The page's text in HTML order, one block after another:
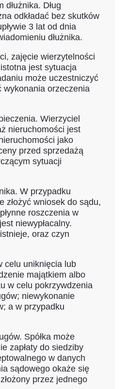
Dług
odkładać bez skutków
3 lat od dnia
dłużnika.
zajęcie wierzytelności
jest sytuacja
może uczestniczyć
wykonania orzeczenia
Wierzyciel
nieruchomości jest
jako
przed sprzedażą
sytuacji
W przypadku
złożyć wniosek do sądu,
roszczenia w
niewypłacalny.
oraz czyn
celu uniknięcia lub
majątkiem albo
w celu pokrzywdzenia
niewykonanie
a w przypadku
Spółka może
zapłaty do siedziby
w danych
sądowego okaże się
przez jednego